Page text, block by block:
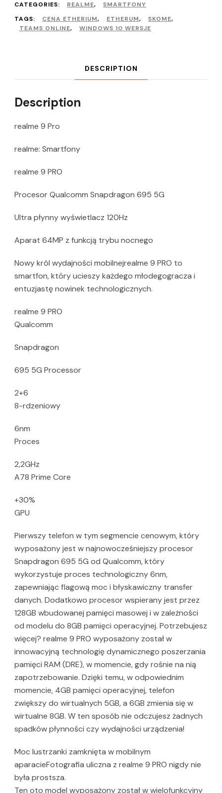
CATEGORIES:
REALME,
SMARTFONY
TAGS:
CENA ETHERIUM, ETHERUM, SKOME,
TEAMS ONLINE, WINDOWS 10 WERSJE
DESCRIPTION
Description
realme 9 Pro
realme: Smartfony
realme 9 PRO
Procesor Qualcomm Snapdragon 695 5G
Ultra płynny wyświetlacz 120Hz
Aparat 64MP z funkcją trybu nocnego
Nowy król wydajności mobilnejrealme 9 PRO to
smartfon, który ucieszy każdego młodegogracza i
entuzjastę nowinek technologicznych.
realme 9 PRO
Qualcomm
Snapdragon
695 5G Processor
2+6
8-rdzeniowy
6nm
Proces
2,2GHz
A78 Prime Core
+30%
GPU
Pierwszy telefon w tym segmencie cenowym, który
wyposażony jest w najnowocześniejszy procesor
Snapdragon 695 5G od Qualcomm, który
wykorzystuje proces technologiczny 6nm,
zapewniając flagową moc i błyskawiczny transfer
danych. Dodatkowo procesor wspierany jest przez
128GB wbudowanej pamięci masowej i w zależności
od modelu do 8GB pamięci operacyjnej. Potrzebujesz
więcej? realme 9 PRO wyposażony został w
innowacyjną technologię dynamicznego poszerzania
pamięci RAM (DRE), w momencie, gdy rośnie na nią
zapotrzebowanie. Dzięki temu, w odpowiednim
momencie, 4GB pamięci operacyjnej, telefon
zwiększy do wirtualnych 5GB, a 6GB zmienia się w
wirtualne 8GB. W ten sposób nie odczujesz żadnych
spadków płynności czy wydajności urządzenia!
Moc lustrzanki zamknięta w mobilnym
aparacieFotografia uliczna z realme 9 PRO nigdy nie
była prostsza.
Ten oto model wyposażony został w wielofunkcyjny